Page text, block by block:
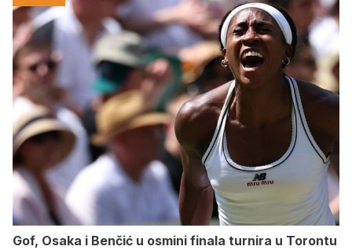
Gof, Osaka i Benčić u osmini finala turnira u Torontu